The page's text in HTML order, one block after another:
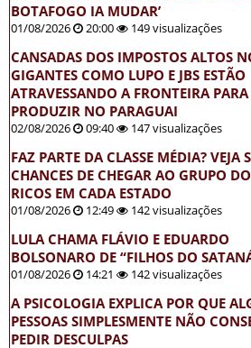
BOTAFOGO IA MUDAR’
01/08/2026 20:00 149 visualizações
CANSADAS DOS IMPOSTOS ALTOS
GIGANTES COMO LUPO E JBS ESTÃO
ATRAVESSANDO A FRONTEIRA PARA
PRODUZIR NO PARAGUAI
02/08/2026 09:40 147 visualizações
FAZ PARTE DA CLASSE MÉDIA? VEJA
CHANCES DE CHEGAR AO GRUPO
RICOS EM CADA ESTADO
01/08/2026 12:49 142 visualizações
LULA CHAMA FLÁVIO E EDUARDO
BOLSONARO DE “FILHOS DO
01/08/2026 14:21 142 visualizações
A PSICOLOGIA EXPLICA POR QUE
PESSOAS SIMPLESMENTE NÃO
PEDIR DESCULPAS